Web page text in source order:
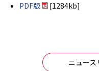
PDF版 [1284kb]
ニュース